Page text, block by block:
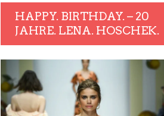
HAPPY. BIRTHDAY. – 20
JAHRE. LENA. HOSCHEK.